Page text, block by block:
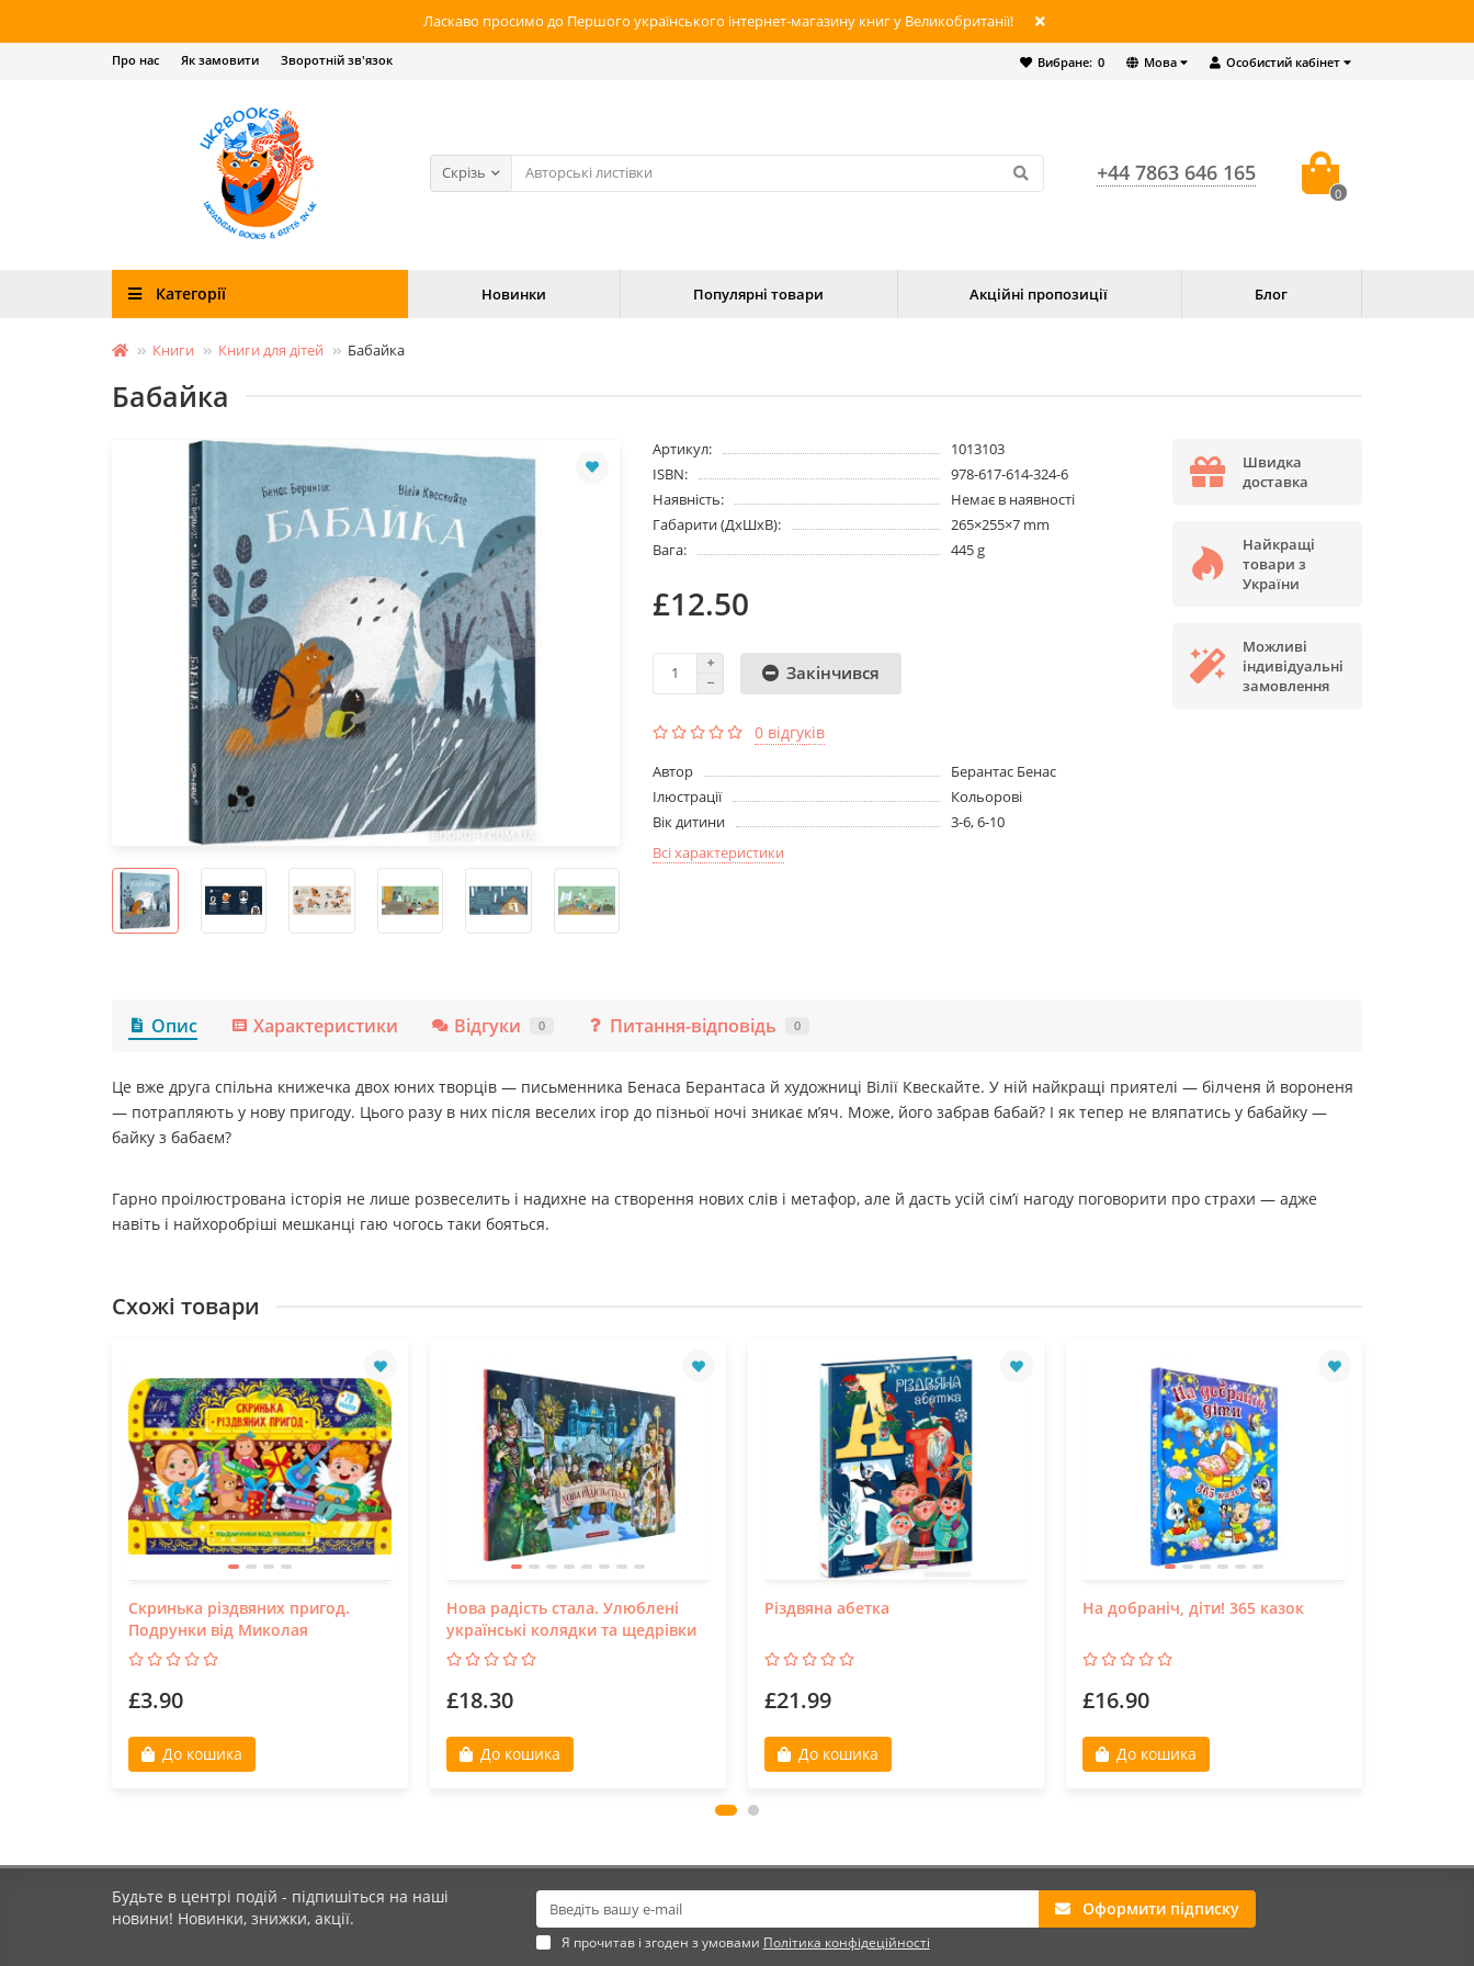
Ласкаво просимо до Першого українського інтернет-магазину книг у Великобританії!
Особистий кабінет
Мова
Вибране: 0
Про нас Як замовити Зворотній зв'язок
Скрізь +44 7863 646 165
0
Категорії Новинки Популярні товари Акційні пропозиції Блог
Книги Книги для дітей Бабайка
Бабайка
Артикул:
1013103
ISBN:
978-617-614-324-6
Наявність:
Немає в наявності
Габарити (ДхШхВ):
265×255×7 mm
Вага:
445 g
£12.50
Закінчився
0 відгуків
Aвтор
Берантас Бенас
Ілюстрації
Кольорові
Вік дитини
3-6, 6-10
Всі характеристики
Швидка
доставка
Найкращі
товари з
України
Можливі
індивідуальні
замовлення
Опис Характеристики Відгуки 0 Питання-відповідь 0
Це вже друга спільна книжечка двох юних творців — письменника Бенаса Берантаса й художниці Вілії Квескайте. У ній найкращі приятелі — білченя й вороненя
— потрапляють у нову пригоду. Цього разу в них після веселих ігор до пізньої ночі зникає м’яч. Може, його забрав бабай? І як тепер не вляпатись у бабайку —
байку з бабаєм?
Гарно проілюстрована історія не лише розвеселить і надихне на створення нових слів і метафор, але й дасть усій сім’ї нагоду поговорити про страхи — адже
навіть і найхоробріші мешканці гаю чогось таки бояться.
Схожі товари
Скринька різдвяних пригод.
Подрунки від Миколая
£3.90
До кошика
Нова радість стала. Улюблені
українські колядки та щедрівки
£18.30
До кошика
Різдвяна абетка
£21.99
До кошика
На добраніч, діти! 365 казок
£16.90
До кошика
Будьте в центрі подій - підпишіться на наші
новини! Новинки, знижки, акції.
Оформити підписку
Я прочитав і згоден з умовами Політика конфідеційності